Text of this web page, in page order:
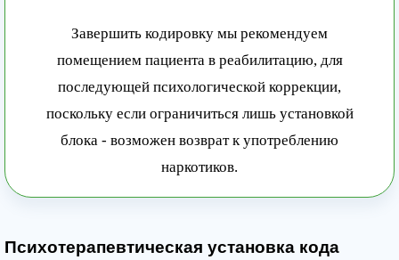
Завершить кодировку мы рекомендуем
помещением пациента в реабилитацию, для
последующей психологической коррекции,
поскольку если ограничиться лишь установкой
блока - возможен возврат к употреблению
наркотиков.
Психотерапевтическая установка кода